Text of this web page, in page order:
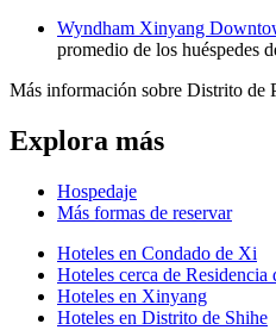
Wyndham Xinyang
promedio de los huéspedes
Más información sobre Distrito de
Explora más
Hospedaje
Más formas de reservar
Hoteles en Condado de Xi
Hoteles cerca de
Hoteles en Xinyang
Hoteles en Distrito de Shihe